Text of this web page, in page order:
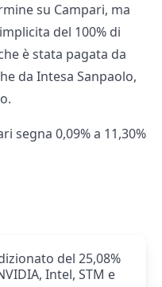
su Campari, ma
del 100% di
è stata pagata da
da Intesa Sanpaolo,
segna 0,09% a 11,30%
del 25,08%
Intel, STM e